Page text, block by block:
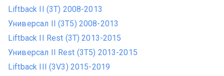
Liftback II (3T) 2008-2013
Универсал II (3T5) 2008-2013
Liftback II Rest (3T) 2013-2015
Универсал II Rest (3T5) 2013-2015
Liftback III (3V3) 2015-2019